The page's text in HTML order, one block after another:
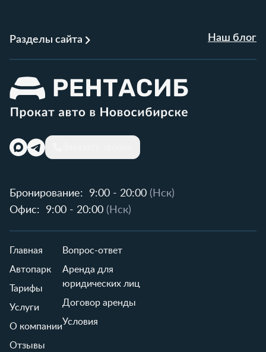
Разделы сайта Наш блог
Бронирование: 9:00 - 20:00 (Нск)
Офис:
9:00 - 20:00 (Нск)
Главная
Автопарк
Тарифы
Услуги
О компании
Отзывы
Вопрос-ответ
Аренда для
юридических лиц
Договор аренды
Условия